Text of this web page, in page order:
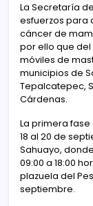
La Secretaría
esfuerzos para
cáncer de
por ello que del
móviles de
municipios de
Tepalcatepec,
Cárdenas.
La primera
18 al 20 de
Sahuayo,
09:00 a 18:00
plazuela del
septiembre.